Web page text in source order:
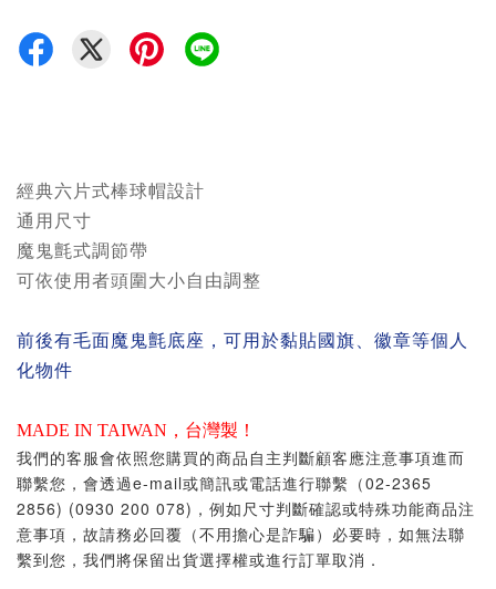
經典六片式棒球帽設計
通用尺寸
魔鬼氈式調節帶
可依使用者頭圍大小自由調整
前後有毛面魔鬼氈底座，可用於黏貼國旗、徽章等個人
化物件
MADE IN TAIWAN，台灣製！
我們的客服會依照您購買的商品自主判斷顧客應注意事項進而
聯繫您，會透過e-mail或簡訊或電話進行聯繫（02-2365
2856) (0930 200 078)，例如尺寸判斷確認或特殊功能商品注
意事項，故請務必回覆（不用擔心是詐騙）必要時，如無法聯
繫到您，我們將保留出貨選擇權或進行訂單取消．